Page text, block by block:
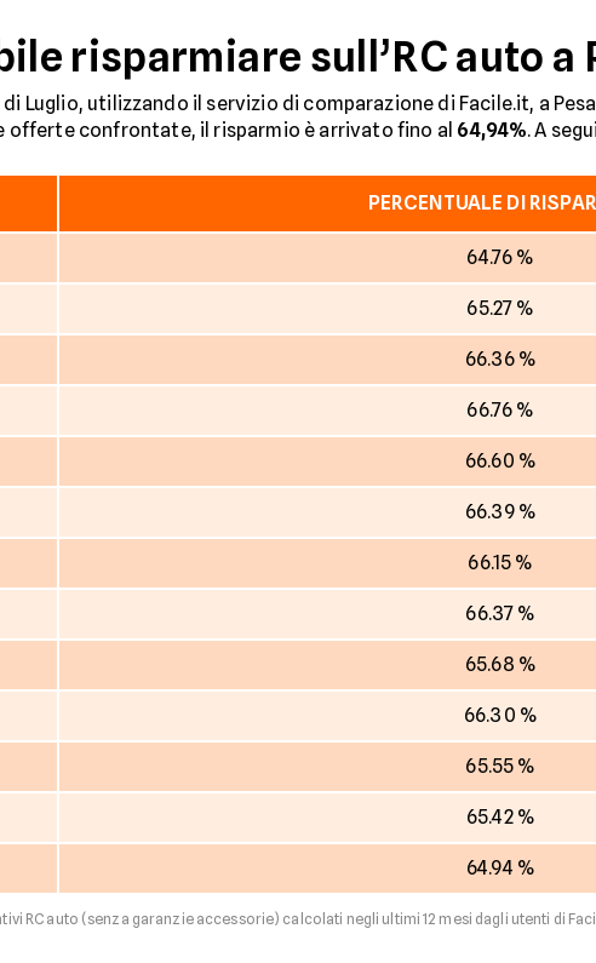
risparmiare sull’RC auto a
Luglio, utilizzando il servizio di comparazione di Facile.it, a
offerte confrontate, il risparmio è arrivato fino al 64,94%. A
PERCENTUALE DI
64.76 %
65.27 %
66.36 %
66.76 %
66.60 %
66.39 %
66.15 %
66.37 %
65.68 %
66.30 %
65.55 %
65.42 %
64.94 %
RC auto (senza garanzie accessorie) calcolati negli ultimi 12 mesi dagli utenti di